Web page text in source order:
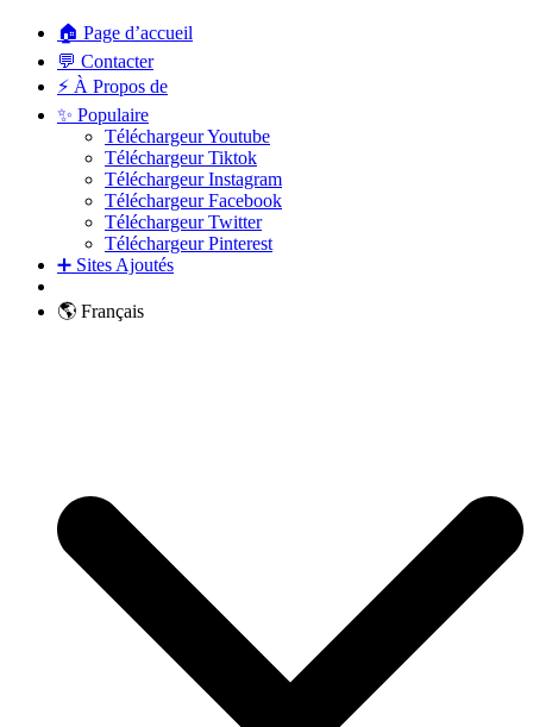
🏠 Page d’accueil
💬 Contacter
⚡ À Propos de
✨ Populaire
Téléchargeur Youtube
Téléchargeur Tiktok
Téléchargeur Instagram
Téléchargeur Facebook
Téléchargeur Twitter
Téléchargeur Pinterest
➕ Sites Ajoutés
🌎 Français